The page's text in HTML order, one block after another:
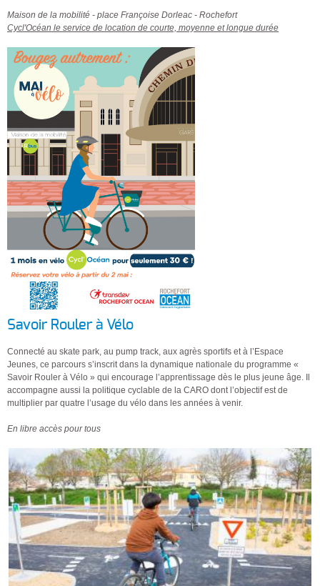
Maison de la mobilité - place Françoise Dorleac - Rochefort
Cycl'Océan le service de location de courte, moyenne et longue durée
Savoir Rouler à Vélo
Connecté au skate park, au pump track, aux agrès sportifs et à l’Espace
Jeunes, ce parcours s’inscrit dans la dynamique nationale du programme «
Savoir Rouler à Vélo » qui encourage l’apprentissage dès le plus jeune âge. Il
accompagne aussi la politique cyclable de la CARO dont l’objectif est de
multiplier par quatre l’usage du vélo dans les années à venir.
En libre accès pour tous